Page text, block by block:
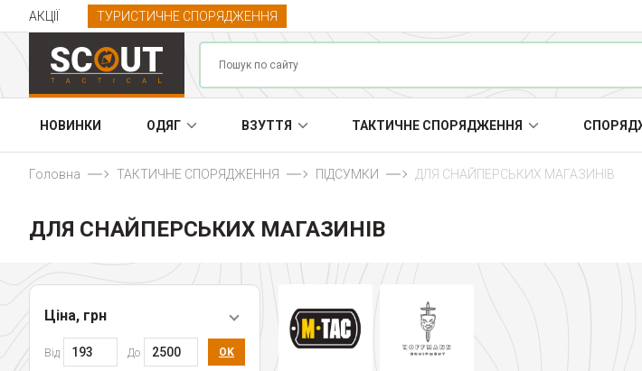
АКЦІЇ ТУРИСТИЧНЕ СПОРЯДЖЕННЯ
НОВИНКИ ОДЯГ ВЗУТТЯ ТАКТИЧНЕ СПОРЯДЖЕННЯ
Головна ТАКТИЧНЕ СПОРЯДЖЕННЯ ПІДСУМКИ ДЛЯ СНАЙПЕРСЬКИХ МАГАЗИНІВ
ДЛЯ СНАЙПЕРСЬКИХ МАГАЗИНІВ
Ціна, грн
Від До OK